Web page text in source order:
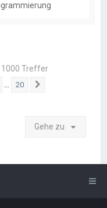
1000 Treffer
… 20
Gehe zu